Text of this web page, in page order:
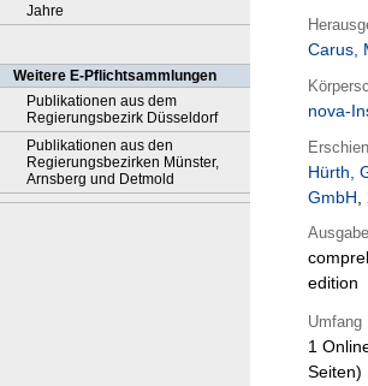
Jahre
Weitere E-Pflichtsammlungen
Publikationen aus dem
Regierungsbezirk Düsseldorf
Publikationen aus den
Regierungsbezirken Münster,
Arnsberg und Detmold
Carus,
nova-
Hürth,
GmbH,
Ausgabe
edition
Umfang
1
Seiten)